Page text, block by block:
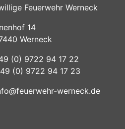
Feuerwehr Werneck
14
Werneck
(0) 9722 94 17 22
(0) 9722 94 17 23
werneck.de